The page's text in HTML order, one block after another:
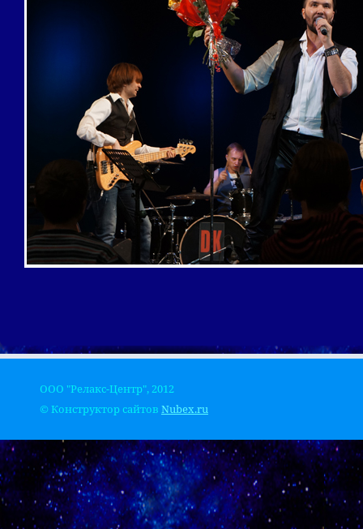
ООО "Релакс-Центр", 2012
© Конструктор сайтов Nubex.ru